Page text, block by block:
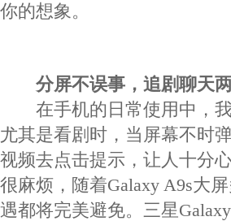
你的想象。
分屏不误事，追剧聊天
在手机的日常使用中，我
尤其是看剧时，当屏幕不时
视频去点击提示，让人十分
很麻烦，随着Galaxy A9s大
遇都将完美避免。三星